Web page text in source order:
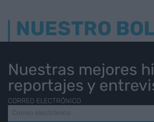
NUESTRO
Nuestras mejores
reportajes y
CORREO ELECTRÓNICO